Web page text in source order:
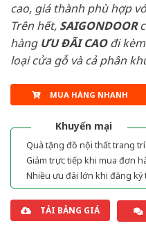
cao, giá thành phù hợp
Trên hết, SAIGONDOOR
hàng ƯU ĐÃI CAOđi
loại cửa gỗ và cả phân
MUA HÀNG NHANH
Khuyến mại
Quà tặng đồ nội thất trang
Giảm trực tiếp khi mua đơn
Nhiều ưu đãi lớn khi đăng
TẢI BẢNG GIÁ